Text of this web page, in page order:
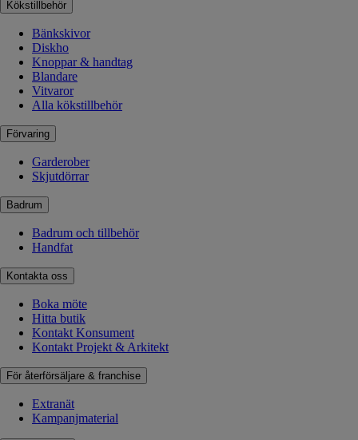
Kökstillbehör
Bänkskivor
Diskho
Knoppar & handtag
Blandare
Vitvaror
Alla kökstillbehör
Förvaring
Garderober
Skjutdörrar
Badrum
Badrum och tillbehör
Handfat
Kontakta oss
Boka möte
Hitta butik
Kontakt Konsument
Kontakt Projekt & Arkitekt
För återförsäljare & franchise
Extranät
Kampanjmaterial